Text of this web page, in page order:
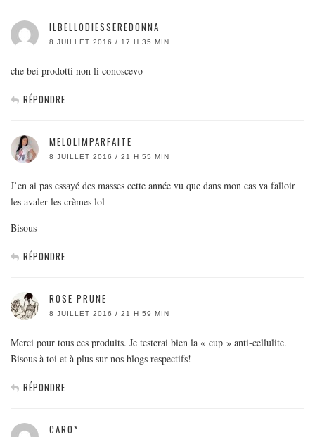
ILBELLODIESSEREDONNA
8 JUILLET 2016 / 17 H 35 MIN
che bei prodotti non li conoscevo
RÉPONDRE
MELOLIMPARFAITE
8 JUILLET 2016 / 21 H 55 MIN
J’en ai pas essayé des masses cette année vu que dans mon cas va falloir
les avaler les crèmes lol
Bisous
RÉPONDRE
ROSE PRUNE
8 JUILLET 2016 / 21 H 59 MIN
Merci pour tous ces produits. Je testerai bien la « cup » anti-cellulite.
Bisous à toi et à plus sur nos blogs respectifs!
RÉPONDRE
CARO*